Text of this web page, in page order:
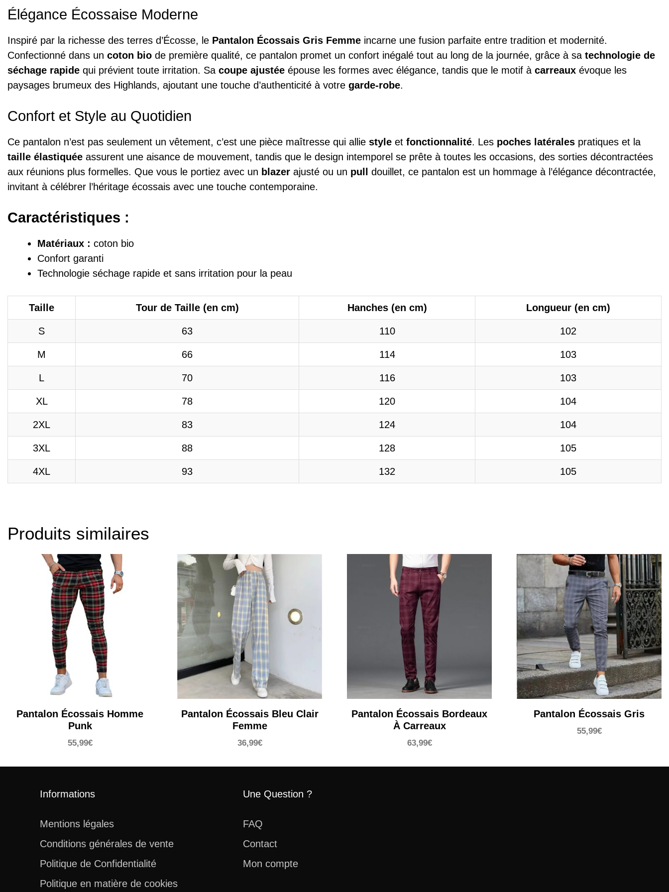
Élégance Écossaise Moderne
Inspiré par la richesse des terres d’Écosse, le Pantalon Écossais Gris Femme incarne une fusion parfaite entre tradition et modernité.
Confectionné dans un coton bio de première qualité, ce pantalon promet un confort inégalé tout au long de la journée, grâce à sa technologie de
séchage rapide qui prévient toute irritation. Sa coupe ajustée épouse les formes avec élégance, tandis que le motif à carreaux évoque les
paysages brumeux des Highlands, ajoutant une touche d’authenticité à votre garde-robe.
Confort et Style au Quotidien
Ce pantalon n’est pas seulement un vêtement, c’est une pièce maîtresse qui allie style et fonctionnalité. Les poches latérales pratiques et la
taille élastiquée assurent une aisance de mouvement, tandis que le design intemporel se prête à toutes les occasions, des sorties décontractées
aux réunions plus formelles. Que vous le portiez avec un blazer ajusté ou un pull
douillet, ce pantalon est un hommage à l’élégance décontractée,
invitant à célébrer l’héritage écossais avec une touche contemporaine.
Caractéristiques :
Matériaux : coton bio
Confort garanti
Technologie séchage rapide et sans irritation pour la peau
Taille Tour de Taille (en cm) Hanches (en cm) Longueur (en cm)
S 63 110 102
M 66 114 103
L 70 116 103
XL 78 120 104
2XL 83 124 104
3XL 88 128 105
4XL 93 132 105
Produits similaires
Pantalon Écossais Homme
Punk
55,99€
Pantalon Écossais Bleu Clair
Femme
36,99€
Pantalon Écossais Bordeaux
À Carreaux
63,99€
Pantalon Écossais Gris
55,99€
Informations
Mentions légales
Conditions générales de vente
Politique de Confidentialité
Politique en matière de cookies
Une Question ?
FAQ
Contact
Mon compte